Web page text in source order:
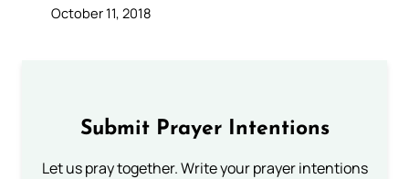
October 11, 2018
Submit Prayer Intentions
Let us pray together. Write your prayer intentions